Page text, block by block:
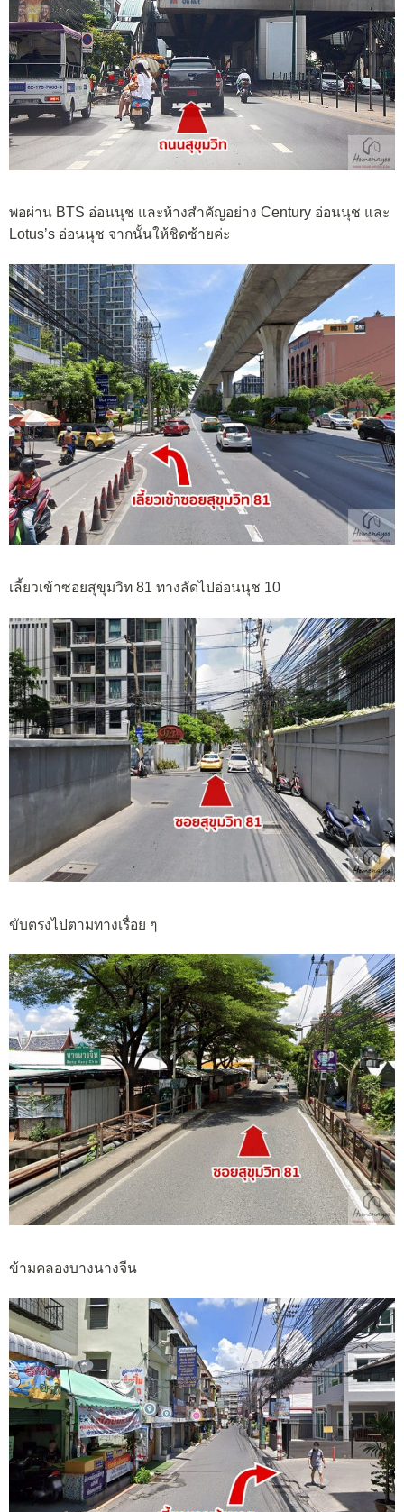
พอผ่าน BTS อ่อนนุช และห้างสำคัญอย่าง Century อ่อนนุช และ
Lotus’s อ่อนนุช จากนั้นให้ชิดซ้ายค่ะ
เลี้ยวเข้าซอยสุขุมวิท 81 ทางลัดไปอ่อนนุช 10
ขับตรงไปตามทางเรื่อย ๆ
ข้ามคลองบางนางจีน